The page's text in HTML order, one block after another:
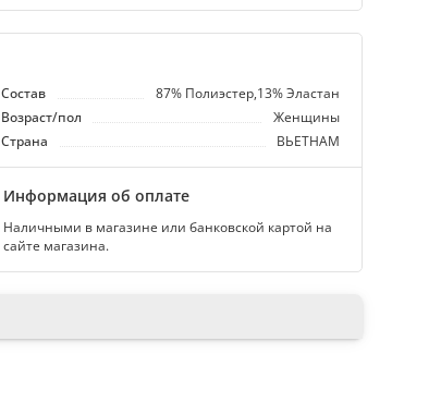
Состав
87% Полиэстер,13% Эластан
Возраст/пол
Женщины
Страна ВЬЕТНАМ
Информация об оплате
Наличными в магазине или банковской картой на
сайте магазина.